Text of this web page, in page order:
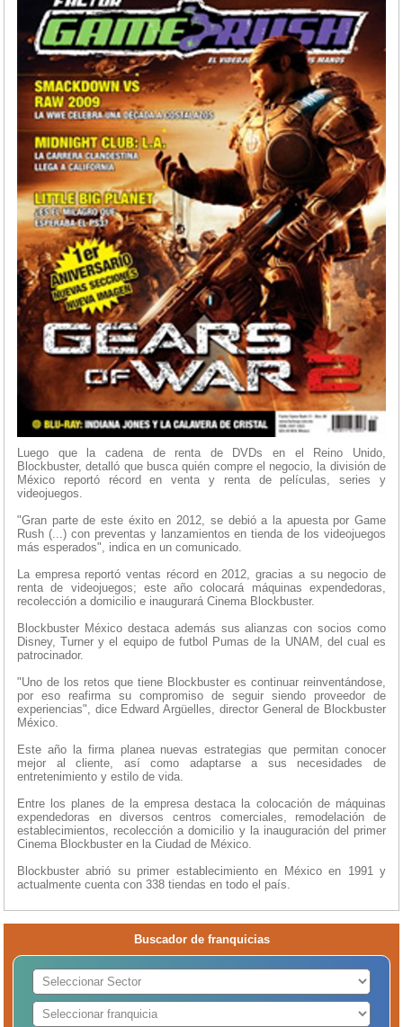
Luego que la cadena de renta de DVDs en el Reino Unido,
Blockbuster, detalló que busca quién compre el negocio, la división de
México reportó récord en venta y renta de películas, series y
videojuegos.
"Gran parte de este éxito en 2012, se debió a la apuesta por Game
Rush (...) con preventas y lanzamientos en tienda de los videojuegos
más esperados", indica en un comunicado.
La empresa reportó ventas récord en 2012, gracias a su negocio de
renta de videojuegos; este año colocará máquinas expendedoras,
recolección a domicilio e inaugurará Cinema Blockbuster.
Blockbuster México destaca además sus alianzas con socios como
Disney, Turner y el equipo de futbol Pumas de la UNAM, del cual es
patrocinador.
"Uno de los retos que tiene Blockbuster es continuar reinventándose,
por eso reafirma su compromiso de seguir siendo proveedor de
experiencias", dice Edward Argüelles, director General de Blockbuster
México.
Este año la firma planea nuevas estrategias que permitan conocer
mejor al cliente, así como adaptarse a sus necesidades de
entretenimiento y estilo de vida.
Entre los planes de la empresa destaca la colocación de máquinas
expendedoras en diversos centros comerciales, remodelación de
establecimientos, recolección a domicilio y la inauguración del primer
Cinema Blockbuster en la Ciudad de México.
Blockbuster abrió su primer establecimiento en México en 1991 y
actualmente cuenta con 338 tiendas en todo el país.
Buscador de franquicias